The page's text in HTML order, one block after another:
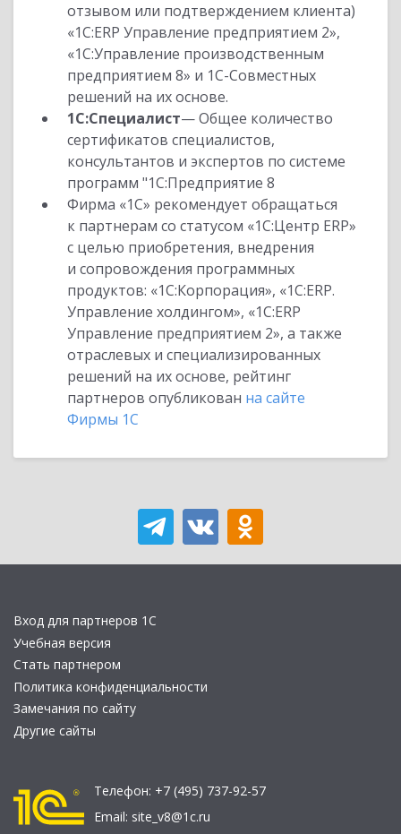
отзывом или подтверждением клиента)
«1С:ERP Управление предприятием 2»,
«1С:Управление производственным
предприятием 8» и 1С-Совместных
решений на их основе.
1С:Специалист— Общее количество
сертификатов специалистов,
консультантов и экспертов по системе
программ "1С:Предприятие 8
Фирма «1С» рекомендует обращаться
к партнерам со статусом «1С:Центр ERP»
с целью приобретения, внедрения
и сопровождения программных
продуктов: «1С:Корпорация», «1С:ERP.
Управление холдингом», «1С:ERP
Управление предприятием 2», а также
отраслевых и специализированных
решений на их основе, рейтинг
партнеров опубликован на сайте
Фирмы 1С
Вход для партнеров 1С
Учебная версия
Стать партнером
Политика конфиденциальности
Замечания по сайту
Другие сайты
Телефон: +7 (495) 737-92-57
Email: site_v8@1c.ru